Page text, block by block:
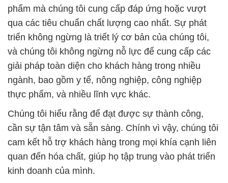
phẩm mà chúng tôi cung cấp đáp ứng hoặc vượt
qua các tiêu chuẩn chất lượng cao nhất. Sự phát
triển không ngừng là triết lý cơ bản của chúng tôi,
và chúng tôi không ngừng nỗ lực để cung cấp các
giải pháp toàn diện cho khách hàng trong nhiều
ngành, bao gồm y tế, nông nghiệp, công nghiệp
thực phẩm, và nhiều lĩnh vực khác.
Chúng tôi hiểu rằng để đạt được sự thành công,
cần sự tận tâm và sẵn sàng. Chính vì vậy, chúng tôi
cam kết hỗ trợ khách hàng trong mọi khía cạnh liên
quan đến hóa chất, giúp họ tập trung vào phát triển
kinh doanh của mình.